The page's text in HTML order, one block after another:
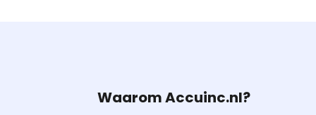
Waarom Accuinc.nl?